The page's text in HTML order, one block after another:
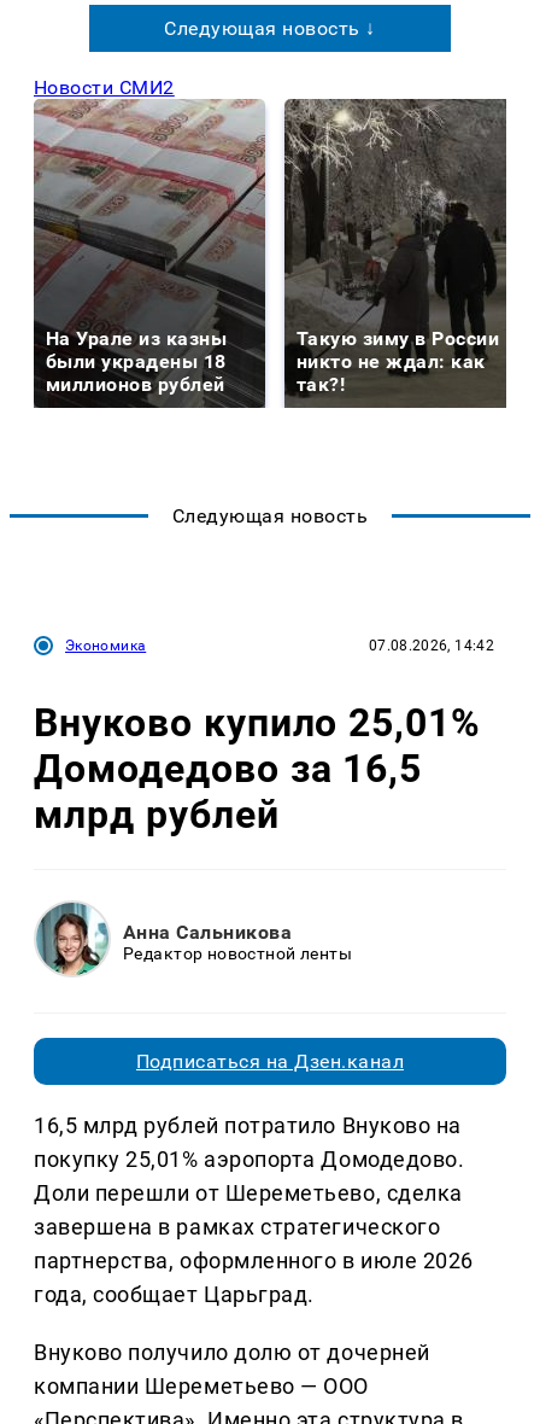
Следующая новость ↓
Новости СМИ2
На Урале из казны
были украдены 18
миллионов рублей
Такую зиму в России
никто не ждал: как
так?!
Следующая новость
Экономика 07.08.2026, 14:42
Внуково купило 25,01%
Домодедово за 16,5
млрд рублей
Анна Сальникова
Редактор новостной ленты
Подписаться на Дзен.канал
16,5 млрд рублей потратило Внуково на
покупку 25,01% аэропорта Домодедово.
Доли перешли от Шереметьево, сделка
завершена в рамках стратегического
партнерства, оформленного в июле 2026
года, сообщает Царьград.
Внуково получило долю от дочерней
компании Шереметьево — ООО